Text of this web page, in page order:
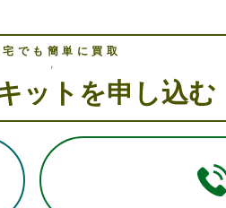
宅でも簡単に買取
ットを申し込む